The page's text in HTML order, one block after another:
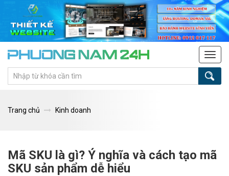
Trang chủ Kinh doanh
Mã SKU là gì? Ý nghĩa và cách tạo mã
SKU sản phẩm dễ hiểu